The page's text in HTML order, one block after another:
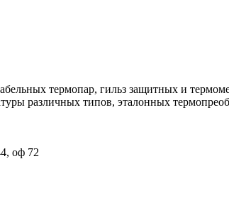
термопар, гильз защитных и
различных типов, эталонных
оф 72